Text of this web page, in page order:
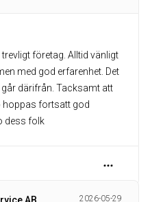
företag. Alltid vänligt
med god erfarenhet. Det
därifrån. Tacksamt att
hoppas fortsatt god
dess folk
2026-05-29